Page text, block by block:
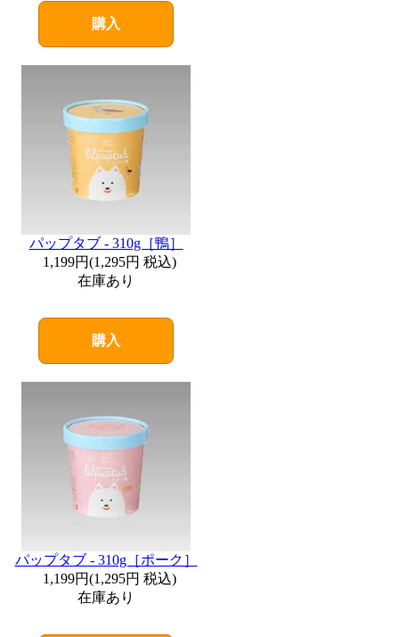
購入
パップタブ - 310g［鴨］
1,199円(1,295円 税込)
在庫あり
購入
パップタブ - 310g［ポーク］
1,199円(1,295円 税込)
在庫あり